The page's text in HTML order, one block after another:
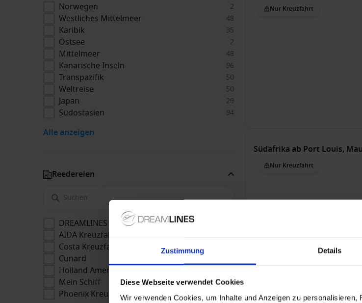
Zustimmung Details
Diese Webseite verwendet Cookies
Wir verwenden Cookies, um Inhalte und Anzeigen zu
Norwegen 2
Westliches Mittelmeer 48
Karibik 35
Ostsee 2
Mittelmeer 48
Kanarische Inseln 96
Transpazifik 50
Weltreise 50
Japan 29
Südostasien 94
Alle anzeigen
Reedereien
DREAMLINES Package
AIDA Kreuzfahrten
Costa Kreuzfahrten
Cunard
Holland America Line
Mein Schiff 15
Phoenix Kreuzfahrten 8
Nur Kreuzfahrt
Südafrika ab Port Louis,
Nur Kreuzfahrt